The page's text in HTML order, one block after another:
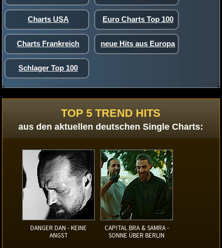
Charts USA Euro Charts Top 100
Charts Frankreich neue Hits aus Europa
Schlager Top 100
TOP 5 TREND HITS
aus den aktuellen deutschen Single Charts:
DANGER DAN - KEINE
ANGST
CAPITAL BRA & SAMRA -
SONNE ÜBER BERLIN